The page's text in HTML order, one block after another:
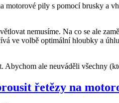
motorové pily s pomocí brusky a
nemusíme. Na co se ale
ve volbě optimální hloubky a
Abychom ale neuváděli všechny